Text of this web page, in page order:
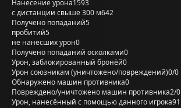
Нанесение урона1593
с дистанции свыше 300 м642
Получено попаданий5
пробитий5
не нанёсших урон0
Получено попаданий осколками0
Урон, заблокированный бронёй0
Урон союзникам (уничтожено/повреждений)0/0
Обнаружено машин противника0
Повреждено/уничтожено машин противника2/0
Урон, нанесённый с помощью данного игрока91